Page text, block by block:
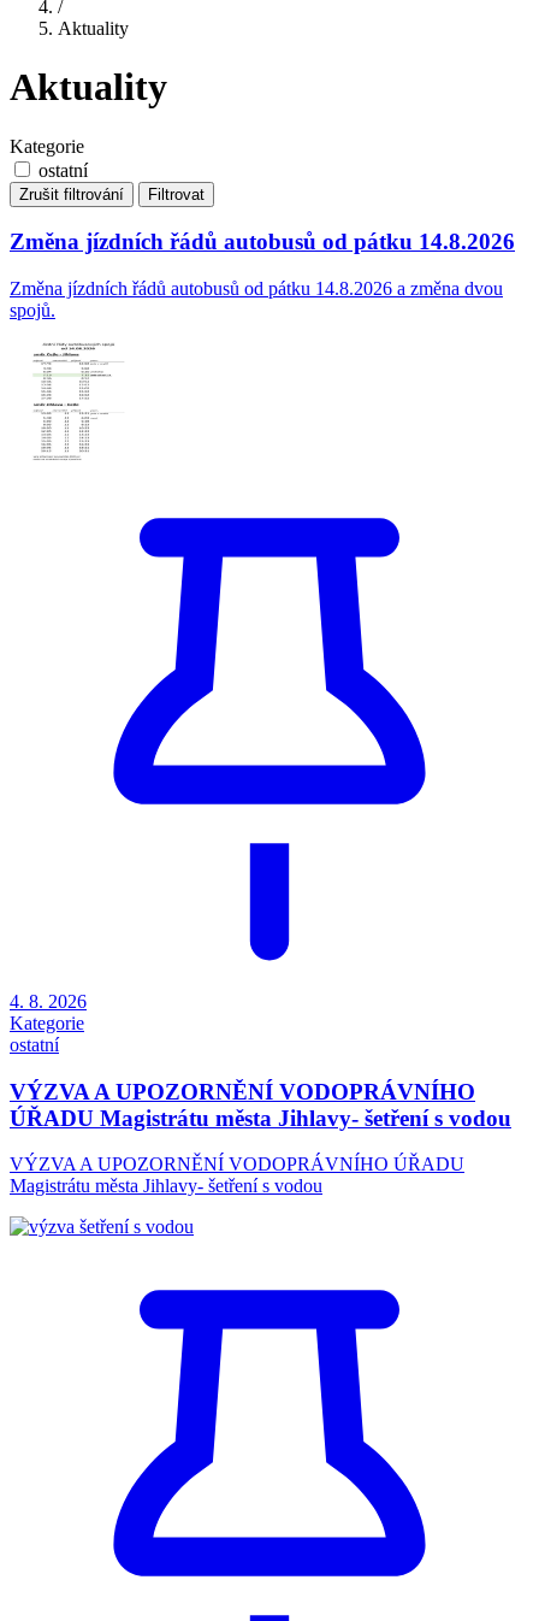
/
Aktuality
Aktuality
Kategorie
ostatní
Zrušit filtrování Filtrovat
Změna jízdních řádů autobusů od pátku 14.8.2026
Změna jízdních řádů autobusů od pátku 14.8.2026 a změna dvou
spojů.
4. 8. 2026
Kategorie
ostatní
VÝZVA A UPOZORNĚNÍ VODOPRÁVNÍHO
ÚŘADU Magistrátu města Jihlavy- šetření s vodou
VÝZVA A UPOZORNĚNÍ VODOPRÁVNÍHO ÚŘADU
Magistrátu města Jihlavy- šetření s vodou